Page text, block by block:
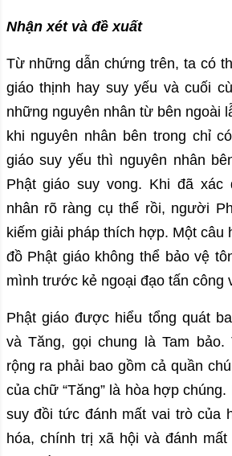
Nhận xét và đề xuất
Từ những dẫn chứng trên, ta có
giáo thịnh hay suy yếu và cuối
những nguyên nhân từ bên ngoài
khi nguyên nhân bên trong chỉ
giáo suy yếu thì nguyên nhân
Phật giáo suy vong. Khi đã xác
nhân rõ ràng cụ thể rồi, người
kiếm giải pháp thích hợp. Một câu
đồ Phật giáo không thể bảo vệ
mình trước kẻ ngoại đạo tấn công
Phật giáo được hiểu tổng quát
và Tăng, gọi chung là Tam bảo.
rộng ra phải bao gồm cả quần
của chữ “Tăng” là hòa hợp
suy đồi tức đánh mất vai trò của
hóa, chính trị xã hội và đánh